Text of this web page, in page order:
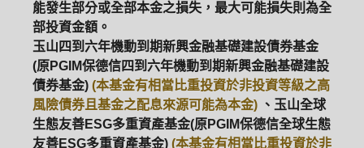
能發生部分或全部本金之損失，最大可能損失則為全
部投資金額。
玉山四到六年機動到期新興金融基礎建設債券基金
(原PGIM保德信四到六年機動到期新興金融基礎建設
債券基金) (本基金有相當比重投資於非投資等級之高
風險債券且基金之配息來源可能為本金) 、玉山全球
生態友善ESG多重資產基金(原PGIM保德信全球生態
友善ESG多重資產基金) (本基金有相當比重投資於非